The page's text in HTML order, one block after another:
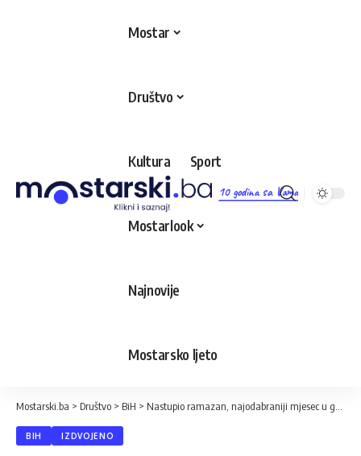
10 godina sa Vama
Mostar
Društvo
Kultura Sport
Mostarlook
Najnovije
Mostarsko ljeto
Mostarski.ba > Društvo > BiH > Nastupio ramazan, najodabraniji mjesec u godini
BIH IZDVOJENO